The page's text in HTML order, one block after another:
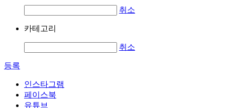
취소
카테고리
취소
등록
인스타그램
페이스북
유튜브